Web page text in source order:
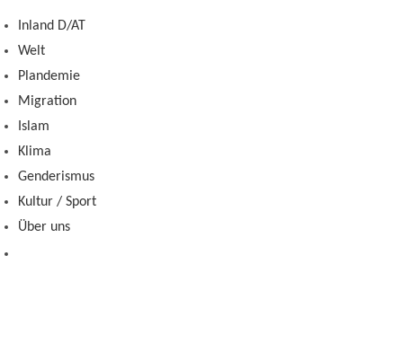
Zum
Inhalt
springen
Inland D/AT
Welt
Plandemie
Migration
Islam
Klima
Genderismus
Kultur / Sport
Über uns